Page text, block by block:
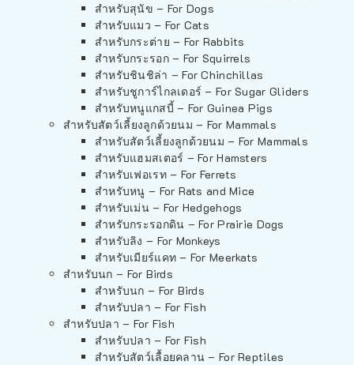
สำหรับสุนัข – For Dogs
สำหรับแมว – For Cats
สำหรับกระต่าย – For Rabbits
สำหรับกระรอก – For Squirrels
สำหรับชินชิล่า – For Chinchillas
สำหรับชูการ์ไกลเดอร์ – For Sugar Gliders
สำหรับหนูแกสบี้ – For Guinea Pigs
สำหรับสัตว์เลี้ยงลูกด้วยนม – For Mammals
สำหรับสัตว์เลี้ยงลูกด้วยนม – For Mammals
สำหรับแฮมสเตอร์ – For Hamsters
สำหรับเฟอเรท – For Ferrets
สำหรับหนู – For Rats and Mice
สำหรับเม่น – For Hedgehogs
สำหรับกระรอกดิน – For Prairie Dogs
สำหรับลิง – For Monkeys
สำหรับเมียร์แคท – For Meerkats
สำหรับนก – For Birds
สำหรับนก – For Birds
สำหรับปลา – For Fish
สำหรับปลา – For Fish
สำหรับปลา – For Fish
สำหรับสัตว์เลื้อยคลาน – For Reptiles